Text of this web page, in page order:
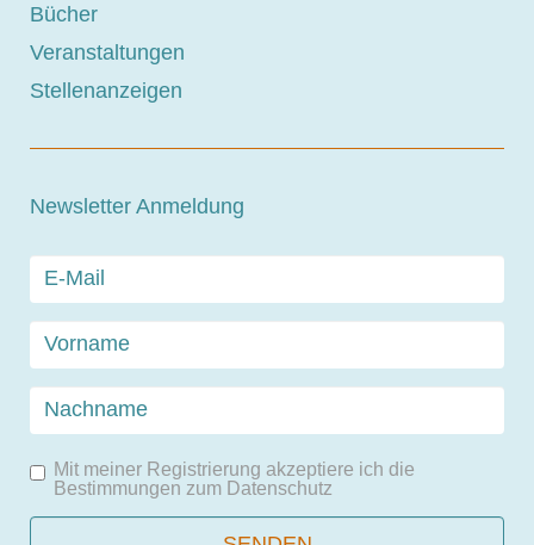
Bücher
Veranstaltungen
Stellenanzeigen
Newsletter Anmeldung
Mit meiner Registrierung akzeptiere ich die
Bestimmungen zum Datenschutz